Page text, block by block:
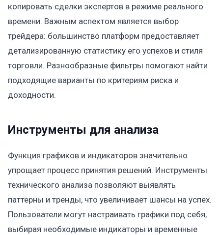
копировать сделки экспертов в режиме реального
времени. Важным аспектом является выбор
трейдера: большинство платформ предоставляет
детализированную статистику его успехов и стиля
торговли. Разнообразные фильтры помогают найти
подходящие варианты по критериям риска и
доходности.
Инструменты для анализа
Функция графиков и индикаторов значительно
упрощает процесс принятия решений. Инструменты
технического анализа позволяют выявлять
паттерны и тренды, что увеличивает шансы на успех.
Пользователи могут настраивать графики под себя,
выбирая необходимые индикаторы и временные